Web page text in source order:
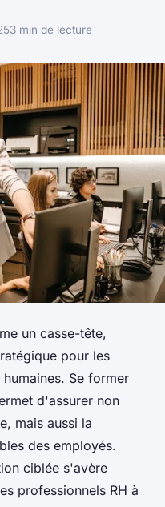
3 min de lecture
un casse-tête,
pour les
Se former
d'assurer non
mais aussi la
des employés.
ciblée s'avère
professionnels RH à